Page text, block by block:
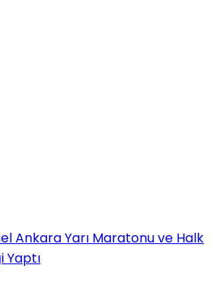
Ankara Yarı Maratonu ve Halk
Yaptı